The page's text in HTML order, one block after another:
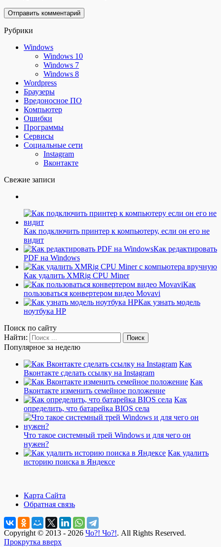
Рубрики
Windows
Windows 10
Windows 7
Windows 8
Wordpress
Браузеры
Вредоносное ПО
Компьютер
Ошибки
Программы
Сервисы
Социальные сети
Instagram
Вконтакте
Свежие записи
Как подключить принтер к компьютеру, если он его не
видит
Как редактировать
PDF на Windows
Как удалить XMRig CPU Miner
Как
пользоваться конвертером видео Movavi
Как узнать модель
ноутбука HP
Поиск по сайту
Найти:
Популярное за неделю
Как
Вконтакте сделать ссылку на Instagram
Как
Вконтакте изменить семейное положение
Как
определить, что батарейка BIOS села
Что такое системный трей Windows и для чего он
нужен?
Как удалить
историю поиска в Яндексе
Карта Сайта
Обратная связь
Copyright © 2013 - 2026 Чо?! Чо?!. All Rights Reserved.
Прокрутка вверх